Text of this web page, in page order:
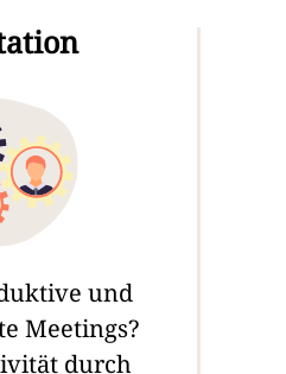
und
Meetings?
durch